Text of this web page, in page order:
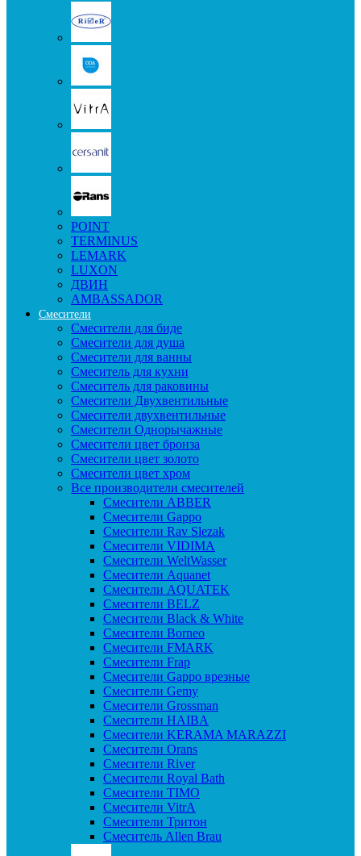
POINT
TERMINUS
LEMARK
LUXON
ДВИН
AMBASSADOR
Смесители
Смесители для биде
Смесители для душа
Смесители для ванны
Смеситель для кухни
Смеситель для раковины
Смесители Двухвентильные
Смесители двухвентильные
Смесители Однорычажные
Смесители цвет бронза
Смесители цвет золото
Смесители цвет хром
Все производители смесителей
Cмесители ABBER
Cмесители Gappo
Cмесители Rav Slezak
Cмесители VIDIMA
Cмесители WeltWasser
Смесители Aquanet
Смесители AQUATEK
Смесители BELZ
Смесители Black & White
Смесители Borneo
Смесители FMARK
Смесители Frap
Смесители Gappo врезные
Смесители Gemy
Смесители Grossman
Смесители HAIBA
Смесители KERAMA MARAZZI
Смесители Orans
Смесители River
Смесители Royal Bath
Смесители TIMO
Смесители VitrA
Смесители Тритон
Смеситель Allen Brau